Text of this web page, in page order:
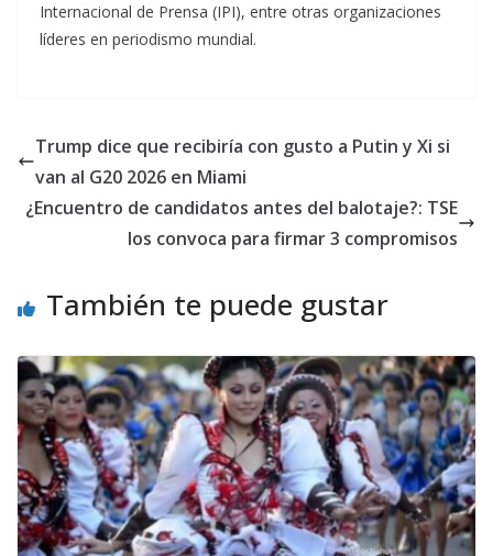
Internacional de Prensa (IPI), entre otras organizaciones
líderes en periodismo mundial.
Trump dice que recibiría con gusto a Putin y Xi si
van al G20 2026 en Miami
¿Encuentro de candidatos antes del balotaje?: TSE
los convoca para firmar 3 compromisos
También te puede gustar